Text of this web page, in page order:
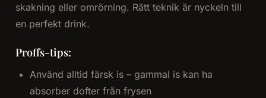
skakning eller omrörning. Rätt teknik är nyckeln till
en perfekt drink.
Proffs-tips:
Använd alltid färsk is – gammal is kan ha
absorber dofter från frysen